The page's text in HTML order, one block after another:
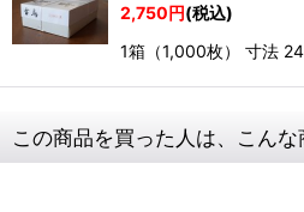
2,750円(税込)
1箱（1,000枚） 寸法
この商品を買った人は、こん